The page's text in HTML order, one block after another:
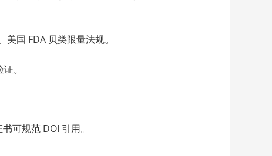
国 FDA 贝类限量法规。
。
可规范 DOI 引用。